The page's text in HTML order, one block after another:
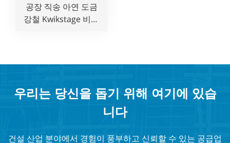
공장 직송 아연 도금
강철 Kwikstage 비계
우리는 당신을 돕기 위해 여기에 있습
니다
건설 산업 분야에서 경험이 풍부하고 신뢰할 수 있는 공급업